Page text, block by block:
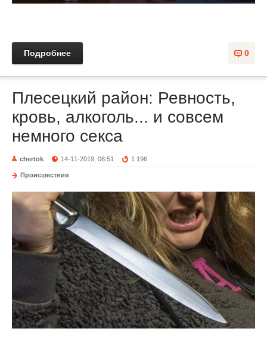
0
Подробнее
Плесецкий район: Ревность,
кровь, алкоголь... и совсем
немного секса
chertok 14-11-2019, 08:51 1 196
Происшествия